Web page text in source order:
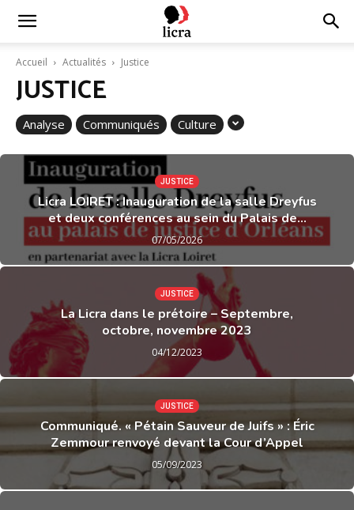
Licra
Antiraciste
depuis
Accueil Actualités Justice
JUSTICE
Analyse Communiqués Culture
JUSTICE
Licra LOIRET : Inauguration de la salle Dreyfus
et deux conférences au sein du Palais de...
07/05/2026
JUSTICE
La Licra dans le prétoire – Septembre,
octobre, novembre 2023
04/12/2023
JUSTICE
Communiqué. « Pétain Sauveur de Juifs » : Éric
Zemmour renvoyé devant la Cour d’Appel
05/09/2023